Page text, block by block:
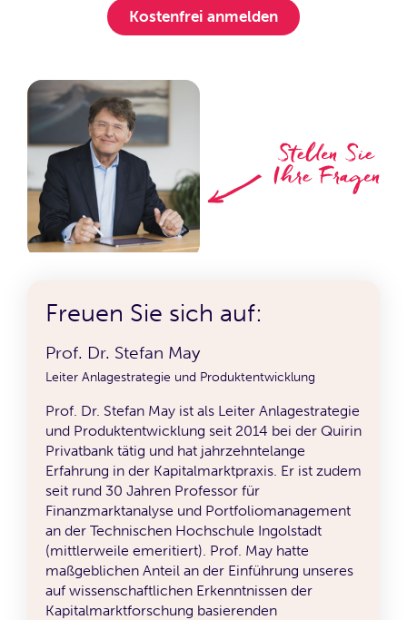
Kostenfrei anmelden
Freuen Sie sich auf:
Prof. Dr. Stefan May
Leiter Anlagestrategie und Produktentwicklung
Prof. Dr. Stefan May ist als Leiter Anlagestrategie
und Produktentwicklung seit 2014 bei der Quirin
Privatbank tätig und hat jahrzehntelange
Erfahrung in der Kapitalmarktpraxis. Er ist zudem
seit rund 30 Jahren Professor für
Finanzmarktanalyse und Portfoliomanagement
an der Technischen Hochschule Ingolstadt
(mittlerweile emeritiert). Prof. May hatte
maßgeblichen Anteil an der Einführung unseres
auf wissenschaftlichen Erkenntnissen der
Kapitalmarktforschung basierenden